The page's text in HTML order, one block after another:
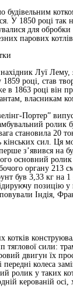
будівельним
У 1850 році так
для
парових котлів
Луї Лему,
1859 році, став
в 1863 році він
власникам
Портер”
ролик
становила 20
кінських сил. Ця
з’явився на
основний
органу 213
був 3,33 кг на
позицію
Індія,
котків
тяглової сили:
двигун їх
колеса
ролик у таких
керованій осі,